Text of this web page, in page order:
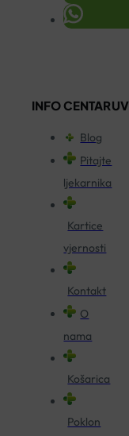
INFO CENTAR
Blog
Pitajte
ljekarnika
Kartice
vjernosti
Kontakt
O
nama
Košarica
Poklon